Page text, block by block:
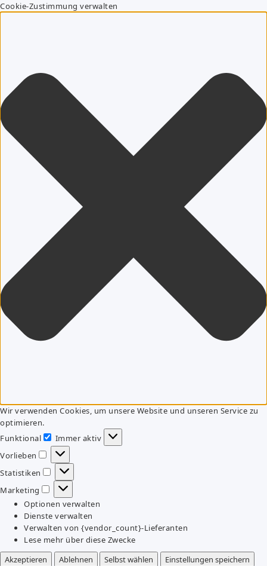
Cookie-Zustimmung verwalten
Wir verwenden Cookies, um unsere Website und unseren Service zu
optimieren.
Funktional
Funktional
Immer aktiv
Vorlieben
Vorlieben
Statistiken
Statistiken
Marketing
Marketing
Optionen verwalten
Dienste verwalten
Verwalten von {vendor_count}-Lieferanten
Lese mehr über diese Zwecke
Akzeptieren
Ablehnen Selbst wählen
Einstellungen speichern